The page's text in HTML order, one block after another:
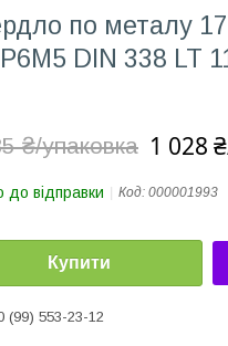
по металу
DIN 338 LT
₴/упаковка 1 028
до відправки Код: 000001993
Купити
(99) 553-23-12